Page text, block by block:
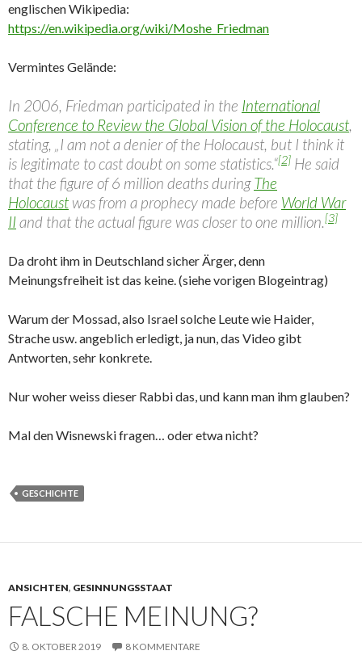
englischen Wikipedia:
https://en.wikipedia.org/wiki/Moshe_Friedman
Vermintes Gelände:
In 2006, Friedman participated in the International
Conference to Review the Global Vision of the Holocaust,
stating, „I am not a denier of the Holocaust, but I think it
is legitimate to cast doubt on some statistics.“[2] He said
that the figure of 6 million deaths duringThe
Holocaustwas from a prophecy made before World War
II and that the actual figure was closer to one million.[3]
Da droht ihm in Deutschland sicher Ärger, denn
Meinungsfreiheit ist das keine. (siehe vorigen Blogeintrag)
Warum der Mossad, also Israel solche Leute wie Haider,
Strache usw. angeblich erledigt, ja nun, das Video gibt
Antworten, sehr konkrete.
Nur woher weiss dieser Rabbi das, und kann man ihm glauben?
Mal den Wisnewski fragen… oder etwa nicht?
GESCHICHTE
ANSICHTEN, GESINNUNGSSTAAT
FALSCHE MEINUNG?
8. OKTOBER 2019 8 KOMMENTARE